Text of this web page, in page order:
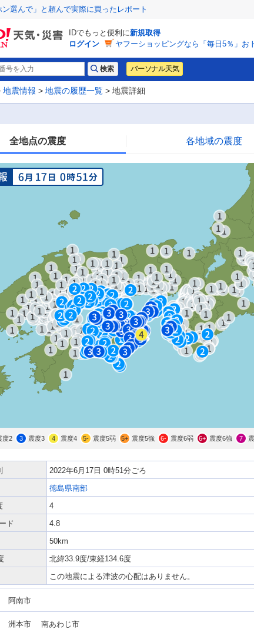
選んで」と頼んで実際に買ったレポート
IDでもっと便利に新規取得
ログイン
ヤフーショッピングなら「毎日5％」お
パーソナル天気
地震情報 > 地震の履歴一覧 > 地震詳細
全地点の震度 各地域の震度
度2 3 震度3 4 震度4 5- 震度5弱 5+ 震度5強 6- 震度6弱 6+ 震度6強 7
2022年6月17日 0時51分ごろ
徳島県南部
4
ド
4.8
50km
北緯33.9度/東経134.6度
この地震による津波の心配はありません。
阿南市
洲本市 南あわじ市